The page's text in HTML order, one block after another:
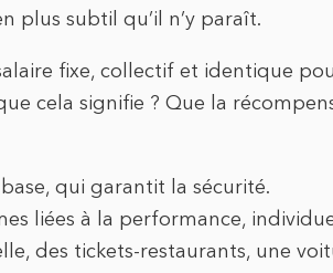
plus subtil qu’il n’y paraît.
fixe, collectif et identique
cela signifie ? Que la
qui garantit la sécurité.
liées à la performance,
des tickets-restaurants, une